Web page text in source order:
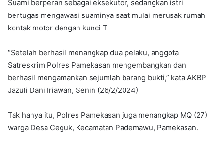
Suami berperan sebagai eksekutor, sedangkan istri
bertugas mengawasi suaminya saat mulai merusak rumah
kontak motor dengan kunci T.
“Setelah berhasil menangkap dua pelaku, anggota
Satreskrim Polres Pamekasan mengembangkan dan
berhasil mengamankan sejumlah barang bukti,” kata AKBP
Jazuli Dani Iriawan, Senin (26/2/2024).
Tak hanya itu, Polres Pamekasan juga menangkap MQ (27)
warga Desa Ceguk, Kecamatan Pademawu, Pamekasan.